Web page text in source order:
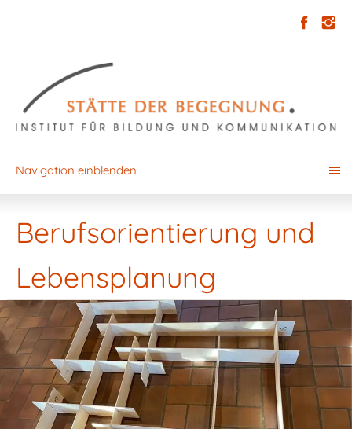
Navigation einblenden
Berufsorientierung und
Lebensplanung